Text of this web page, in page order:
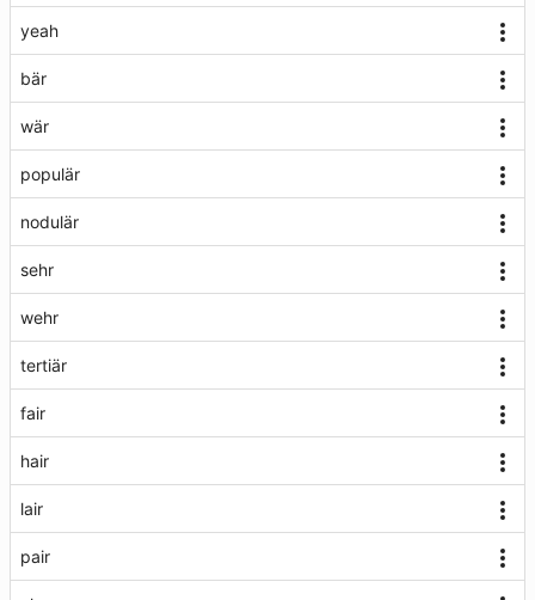
yeah
bär
wär
populär
nodulär
sehr
wehr
tertiär
fair
hair
lair
pair